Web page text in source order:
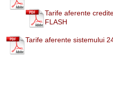
Tarife aferente
FLASH
Tarife aferente sistemului